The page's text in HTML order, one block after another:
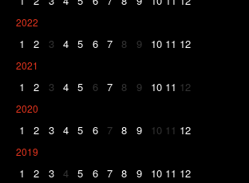
2022
1 2 3 4 5 6 7 8 9 10 11 12
2021
1 2 3 4 5 6 7 8 9 10 11 12
2020
1 2 3 4 5 6 7 8 9 10 11 12
2019
1 2 3 4 5 6 7 8 9 10 11 12